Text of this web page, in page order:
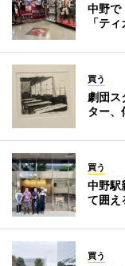
中野で
「テ
買う
劇団
ター、
買う
中野駅
て囲え
買う